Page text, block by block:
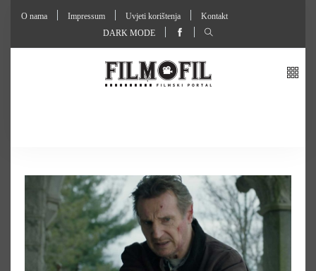
O nama Impressum Uvjeti korištenja
Kontakt
DARK MODE